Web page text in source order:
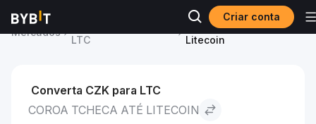
Criar conta
Mercados
LTC
Coroa Tcheca to
Litecoin
Converta CZK para LTC
COROA TCHECA ATÉ LITECOIN